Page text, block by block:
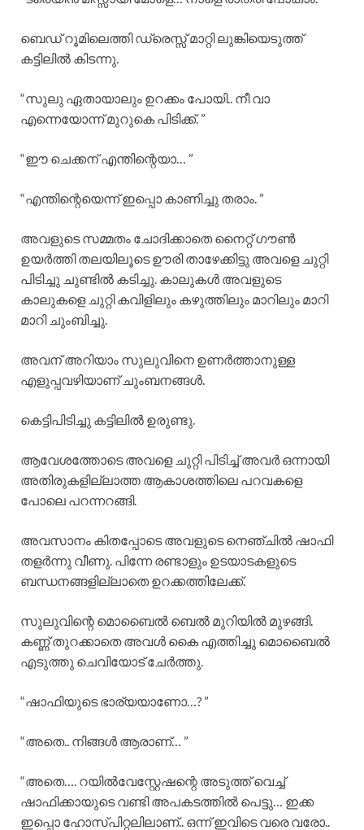
ബെഡ് റൂമിലെത്തി ഡ്രെസ്സ് മാറ്റി ലുങ്കിയെടുത്ത്‌
കട്ടിലിൽ കിടന്നു.
“സുലു ഏതായാലും ഉറക്കം പോയി.. നീ വാ
എന്നെയോന്ന് മുറുകെ പിടിക്ക്. ”
“ഈ ചെക്കന് എന്തിന്റെയാ… ”
“എന്തിന്റെയെന്ന് ഇപ്പൊ കാണിച്ചു തരാം. ”
അവളുടെ സമ്മതം ചോദിക്കാതെ നൈറ്റ്‌ ഗൗൺ
ഉയർത്തി തലയിലൂടെ ഊരി താഴേക്കിട്ടു അവളെ ചുറ്റി
പിടിച്ചു ചുണ്ടിൽ കടിച്ചു. കാലുകൾ അവളുടെ
കാലുകളെ ചുറ്റി കവിളിലും കഴുത്തിലും മാറിലും മാറി
മാറി ചുംബിച്ചു.
അവന് അറിയാം സുലുവിനെ ഉണർത്താനുള്ള
എളുപ്പവഴിയാണ് ചുംബനങ്ങൾ.
കെട്ടിപിടിച്ചു കട്ടിലിൽ ഉരുണ്ടു.
ആവേശത്തോടെ അവളെ ചുറ്റി പിടിച്ച് അവർ ഒന്നായി
അതിരുകളില്ലാത്ത ആകാശത്തിലെ പറവകളെ
പോലെ പറന്നറങ്ങി.
അവസാനം കിതപ്പോടെ അവളുടെ നെഞ്ചിൽ ഷാഫി
തളർന്നു വീണു. പിന്നേ രണ്ടാളും ഉടയാടകളുടെ
ബന്ധനങ്ങളില്ലാതെ ഉറക്കത്തിലേക്ക്.
സുലുവിന്റെ മൊബൈൽ ബെൽ മുറിയിൽ മുഴങ്ങി.
കണ്ണ് തുറക്കാതെ അവൾ കൈ എത്തിച്ചു മൊബൈൽ
എടുത്തു ചെവിയോട് ചേർത്തു.
“ഷാഫിയുടെ ഭാര്യയാണോ…? ”
“അതെ.. നിങ്ങൾ ആരാണ്… ”
“അതെ…. റയിൽവേസ്റ്റേഷന്റെ അടുത്ത് വെച്ച്
ഷാഫിക്കായുടെ വണ്ടി അപകടത്തിൽ പെട്ടു… ഇക്ക
ഇപ്പൊ ഹോസ്പിറ്റലിലാണ്.. ഒന്ന് ഇവിടെ വരെ വരോ..